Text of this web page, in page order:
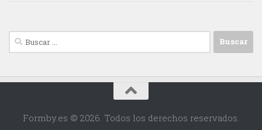
Buscar:
Formby.es © 2026. Todos los derechos reservados.